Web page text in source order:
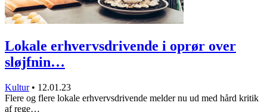
Lokale erhvervsdrivende i oprør over
sløjfnin…
Kultur • 12.01.23
Flere og flere lokale erhvervsdrivende melder nu ud med hård kritik
af rege…